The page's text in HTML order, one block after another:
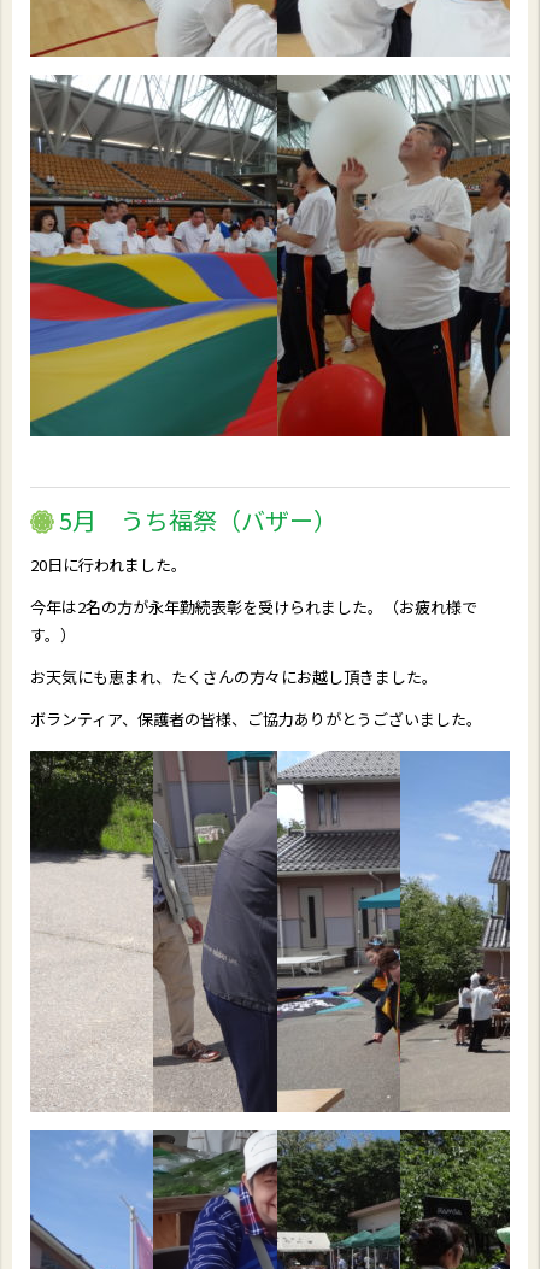
5月 うち福祭（バザー）
20日に行われました。
今年は2名の方が永年勤続表彰を受けられました。（お疲れ様で
す。）
お天気にも恵まれ、たくさんの方々にお越し頂きました。
ボランティア、保護者の皆様、ご協力ありがとうございました。